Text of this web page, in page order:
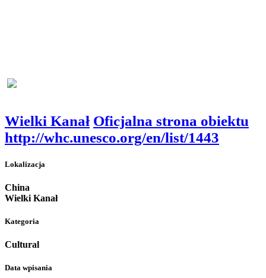
Wielki Kanał Oficjalna strona obiektu
http://whc.unesco.org/en/list/1443
Lokalizacja
China
Wielki Kanał
Kategoria
Cultural
Data wpisania